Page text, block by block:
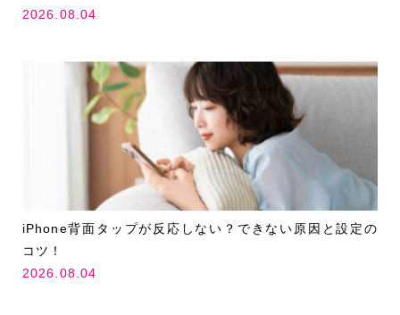
2026.08.04
iPhone背面タップが反応しない？できない原因と設定の
コツ！
2026.08.04